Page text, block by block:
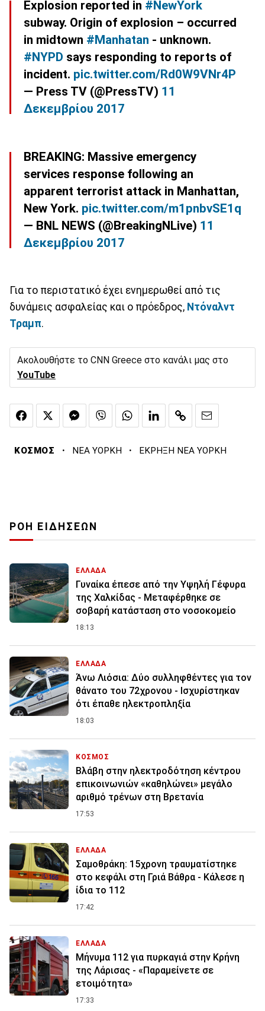
Explosion reported in #NewYork
subway. Origin of explosion – occurred
in midtown #Manhatan - unknown.
#NYPD says responding to reports of
incident. pic.twitter.com/Rd0W9VNr4P
— Press TV (@PressTV) 11
Δεκεμβρίου 2017
BREAKING: Massive emergency
services response following an
apparent terrorist attack in Manhattan,
New York. pic.twitter.com/m1pnbvSE1q
— BNL NEWS (@BreakingNLive) 11
Δεκεμβρίου 2017
Για το περιστατικό έχει ενημερωθεί από τις
δυνάμεις ασφαλείας και ο πρόεδρος, Ντόναλντ
Τραμπ.
Ακολουθήστε το CNN Greece στο κανάλι μας στο
YouTube
ΚΟΣΜΟΣ · ΝΕΑ ΥΟΡΚΗ · ΕΚΡΗΞΗ ΝΕΑ ΥΟΡΚΗ
ΡΟΗ ΕΙΔΗΣΕΩΝ
ΕΛΛΑΔΑ
Γυναίκα έπεσε από την Υψηλή Γέφυρα
της Χαλκίδας - Μεταφέρθηκε σε
σοβαρή κατάσταση στο νοσοκομείο
18:13
ΕΛΛΑΔΑ
Άνω Λιόσια: Δύο συλληφθέντες για τον
θάνατο του 72χρονου - Ισχυρίστηκαν
ότι έπαθε ηλεκτροπληξία
18:03
ΚΟΣΜΟΣ
Βλάβη στην ηλεκτροδότηση κέντρου
επικοινωνιών «καθηλώνει» μεγάλο
αριθμό τρένων στη Βρετανία
17:53
ΕΛΛΑΔΑ
Σαμοθράκη: 15χρονη τραυματίστηκε
στο κεφάλι στη Γριά Βάθρα - Κάλεσε η
ίδια το 112
17:42
ΕΛΛΑΔΑ
Μήνυμα 112 για πυρκαγιά στην Κρήνη
της Λάρισας - «Παραμείνετε σε
ετοιμότητα»
17:33